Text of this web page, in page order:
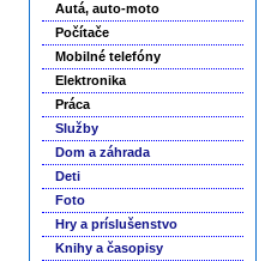
Autá, auto-moto
Počítače
Mobilné telefóny
Elektronika
Práca
Služby
Dom a záhrada
Deti
Foto
Hry a príslušenstvo
Knihy a časopisy